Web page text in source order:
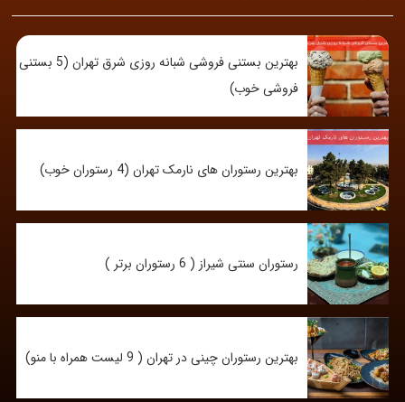
بگذارید.
کپی
لینک
بهترین بستنی فروشی شبانه روزی شرق تهران (5 بستنی
فروشی خوب)
بهترین رستوران های نارمک تهران (4 رستوران خوب)
رستوران سنتی شیراز ( 6 رستوران برتر )
بهترین رستوران چینی در تهران ( 9 لیست همراه با منو)